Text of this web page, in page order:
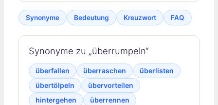
Synonyme Bedeutung Kreuzwort FAQ
Synonyme zu „überrumpeln“
überfallen überraschen
überlisten
übertölpeln
übervorteilen
hintergehen
überrennen